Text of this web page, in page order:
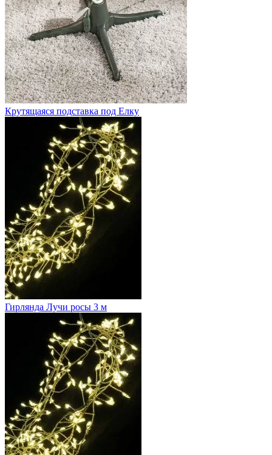
Крутящаяся подставка под Елку
Гирлянда Лучи росы 3 м